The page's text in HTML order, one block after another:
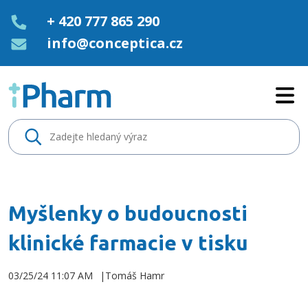
+ 420 777 865 290
info@conceptica.cz
Myšlenky o budoucnosti
klinické farmacie v tisku
03/25/24 11:07 AM Tomáš Hamr